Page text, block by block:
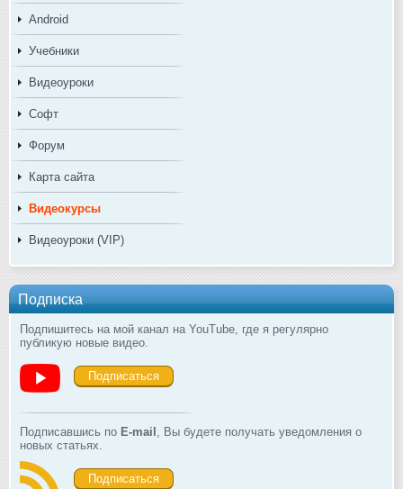
Android
Учебники
Видеоуроки
Софт
Форум
Карта сайта
Видеокурсы
Видеоуроки (VIP)
Подписка
Подпишитесь на мой канал на YouTube, где я регулярно
публикую новые видео.
Подписаться
Подписавшись по E-mail
, Вы будете получать уведомления о
новых статьях.
Подписаться